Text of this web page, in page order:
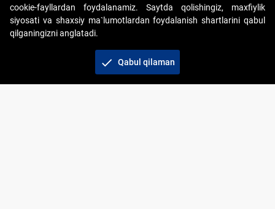
Copyright © 2017-2026. "Elektron onlayn-auksionlarni
tashkil etish" AJ. Barcha huquqlar himoyalangan
cookie-fayllardan foydalanamiz. Saytda qolishingiz, maxfiylik
siyosati va shaxsiy ma`lumotlardan foydalanish shartlarini qabul
qilganingizni anglatadi.
check Qabul qilaman